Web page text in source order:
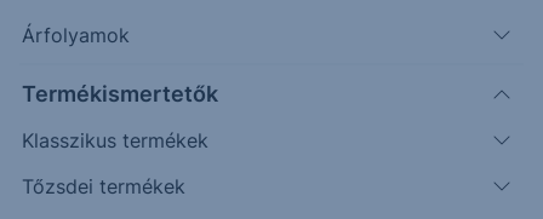
Árfolyamok
Termékismertetők
Klasszikus termékek
Tőzsdei termékek
További információk kérése
Erste Market Pro belépés